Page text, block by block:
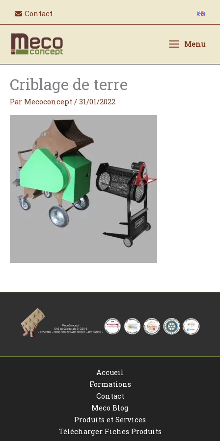
Contact
Menu
Criblage de terre
Par Mecoconcept / 31/01/2022
Accueil
Formations
Contact
Meco Blog
Produits et Services
Télécharger Fiches Produits